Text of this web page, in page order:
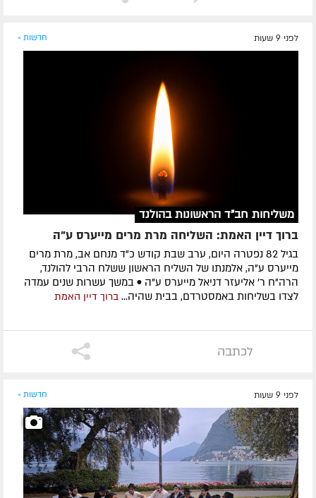
לפני 9 שעות חדשות »
משליחות חב"ד הראשונות בהולנד
ברוך דיין האמת: השליחה מרת מרים מייערס ע"ה
בגיל 82 נפטרה היום, ערב שבת קודש כ"ד מנחם אב, מרת מרים
מייערס ע"ה, אלמנתו של השליח הראשון ששלח הרבי להולנד,
הרה"ח ר' אליעזר דניאל מייערס ע"ה • במשך עשרות שנים עמדה
לצדו בשליחות באמסטרדם, בבית שהיה... ברוך דיין האמת
לכתבה
לפני 9 שעות חדשות »